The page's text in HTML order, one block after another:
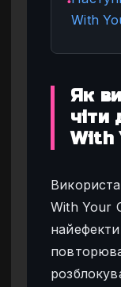
●
With
Як
чіти
With
With Your